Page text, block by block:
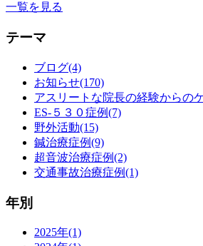
一覧を見る
テーマ
ブログ(4)
お知らせ(170)
アスリートな院長の経験からの
ES-５３０症例(7)
野外活動(15)
鍼治療症例(9)
超音波治療症例(2)
交通事故治療症例(1)
年別
2025年(1)